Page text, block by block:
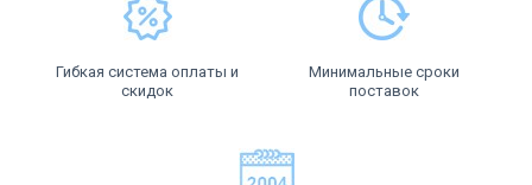
Гибкая система оплаты и
скидок
Минимальные сроки
поставок